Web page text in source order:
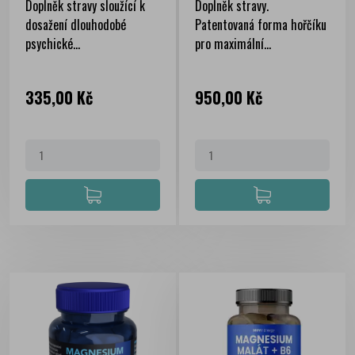
Doplněk stravy sloužící k
dosažení dlouhodobé
psychické...
Cena
335,00 Kč
Doplněk stravy.
Patentovaná forma hořčíku
pro maximální...
Cena
950,00 Kč